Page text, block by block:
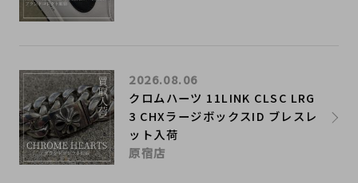
クロムハーツ 11LINK CLSC LRG
3 CHXラージボックスID ブレスレ
ット入荷
2026.08.06
原宿店